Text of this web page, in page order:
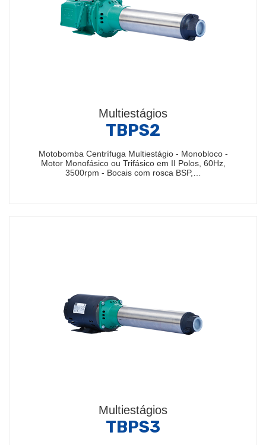
Multiestágios
TBPS2
Motobomba Centrífuga Multiestágio - Monobloco -
Motor Monofásico ou Trifásico em II Polos, 60Hz,
3500rpm - Bocais com rosca BSP,…
Multiestágios
TBPS3